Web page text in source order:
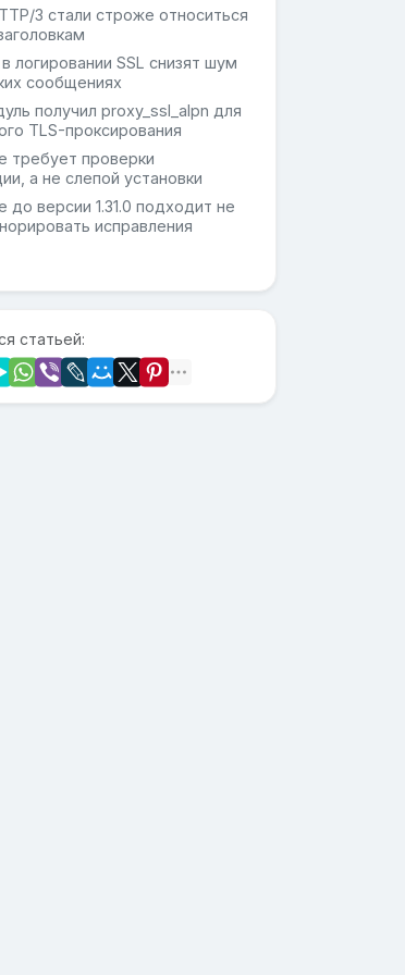
3 стали строже относиться
логировании SSL снизят шум
сообщениях
получил proxy_ssl_alpn для
TLS-проксирования
требует проверки
а не слепой установки
до версии 1.31.0 подходит не
исправления
статьей: